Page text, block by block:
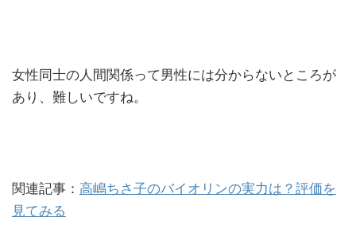
女性同士の人間関係って男性には分からないところが
あり、難しいですね。
関連記事： 高嶋ちさ子のバイオリンの実力は？評価を
見てみる